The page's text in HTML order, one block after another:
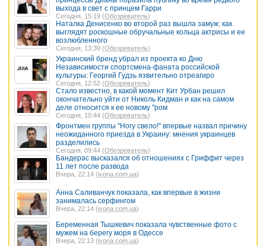
выхода в свет с принцем Гарри
Сегодня, 15:19 (Обозреватель)
Наталка Денисенко во второй раз вышла замуж: как
выглядят роскошные обручальные кольца актрисы и ее
возлюбленного
Сегодня, 13:39 (Обозреватель)
Украинский бренд убрал из проекта ко Дню
Независимости спортсмена-фаната российской
культуры: Георгий Гудзь язвительно отреагиро
Сегодня, 12:52 (Обозреватель)
Стало известно, в какой момент Кит Урбан решил
окончательно уйти от Николь Кидман и как на самом
деле относится к ее новому "ром
Сегодня, 10:44 (Обозреватель)
Фронтмен группы "Ногу свело!" впервые назвал причину
неожиданного приезда в Украину: мнения украинцев
разделились
Сегодня, 09:44 (Обозреватель)
Бандерас высказался об отношениях с Гриффит через
11 лет после развода
Вчера, 22:14 (ivona.com.ua)
Анна Саливанчук показала, как впервые в жизни
занималась серфингом
Вчера, 22:14 (ivona.com.ua)
Беременная Тышкевич показала чувственные фото с
мужем на берегу моря в Одессе
Вчера, 22:13 (ivona.com.ua)